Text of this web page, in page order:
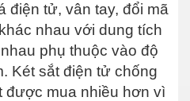
điện tử, vân tay, đổi mã
nhau với dung tích
phụ thuộc vào độ
Két sắt điện tử chống
được mua nhiều hơn vì